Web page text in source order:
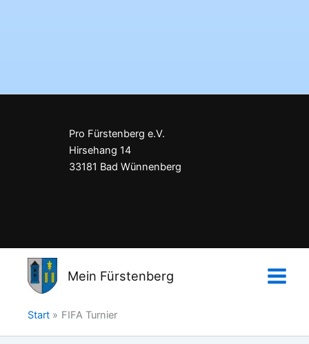
Mein Fürstenberg
Start FIFA Turnier
Pro Fürstenberg e.V.
Hirsehang 14
33181 Bad Wünnenberg
Datenschutzerklärung